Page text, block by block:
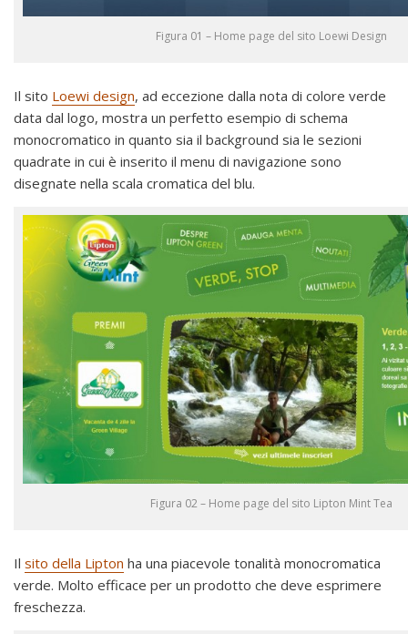
Figura 01 – Home page del sito Loewi Design
Il sito Loewi design, ad eccezione dalla nota di colore verde
data dal logo, mostra un perfetto esempio di schema
monocromatico in quanto sia il background sia le sezioni
quadrate in cui è inserito il menu di navigazione sono
disegnate nella scala cromatica del blu.
Figura 02 – Home page del sito Lipton Mint Tea
Il sito della Lipton ha una piacevole tonalità monocromatica
verde. Molto efficace per un prodotto che deve esprimere
freschezza.